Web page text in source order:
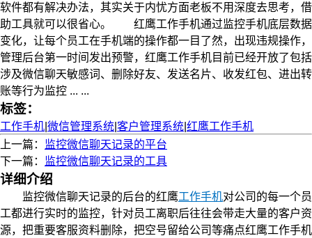
软件都有解决办法，其实关于内忧方面老板不用深度去思考，借
助工具就可以很省心。 红鹰工作手机通过监控手机底层数据
变化，让每个员工在手机端的操作都一目了然，出现违规操作，
管理后台第一时间发出预警，红鹰工作手机目前已经开放了包括
涉及微信聊天敏感词、删除好友、发送名片、收发红包、进出转
账等行为监控 ... ...
标签：
工作手机 微信管理系统 客户管理系统 红鹰工作手机
上一篇：
监控微信聊天记录的平台
下一篇：
监控微信聊天记录的工具
详细介绍
监控微信聊天记录的后台的红鹰工作手机对公司的每一个员
工都进行实时的监控，针对员工离职后往往会带走大量的客户资
源，把重要客服资料删除，把空号留给公司等痛点红鹰工作手机